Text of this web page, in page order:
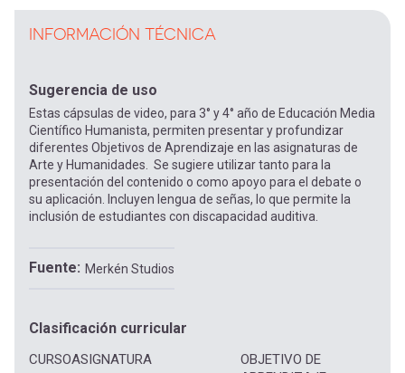
INFORMACIÓN TÉCNICA
Sugerencia de uso
Estas cápsulas de video, para 3° y 4° año de Educación Media
Científico Humanista, permiten presentar y profundizar
diferentes Objetivos de Aprendizaje en las asignaturas de
Arte y Humanidades. Se sugiere utilizar tanto para la
presentación del contenido o como apoyo para el debate o
su aplicación. Incluyen lengua de señas, lo que permite la
inclusión de estudiantes con discapacidad auditiva.
Fuente Merkén Studios
Clasificación curricular
CURSOASIGNATURA
OBJETIVO DE